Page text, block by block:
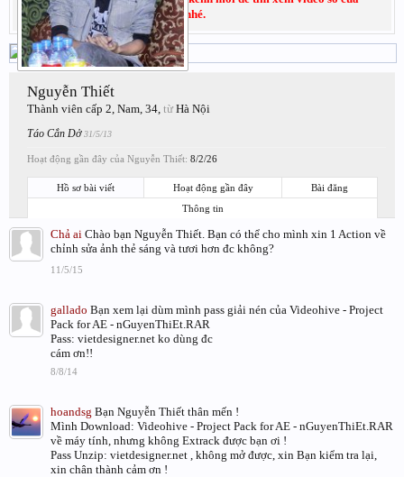
nhé.
Nguyễn Thiết
Thành viên cấp 2, Nam, 34, từ Hà Nội
Táo Cắn Dở31/5/13
Hoạt động gần đây của Nguyễn Thiết: 8/2/26
Hồ sơ bài viết Hoạt động gần đây
Bài đăng
Thông tin
Chả ai Chào bạn Nguyễn Thiết. Bạn có thể cho mình xin 1 Action về
chỉnh sửa ảnh thẻ sáng và tươi hơn đc không?
11/5/15
gallado Bạn xem lại dùm mình pass giải nén của Videohive - Project
Pack for AE - nGuyenThiEt.RAR
Pass: vietdesigner.net ko dùng đc
cám ơn!!
8/8/14
hoandsg Bạn Nguyễn Thiết thân mến !
Mình Download: Videohive - Project Pack for AE - nGuyenThiEt.RAR
về máy tính, nhưng không Extrack được bạn ơi !
Pass Unzip: vietdesigner.net , không mở được, xin Bạn kiểm tra lại,
xin chân thành cảm ơn !